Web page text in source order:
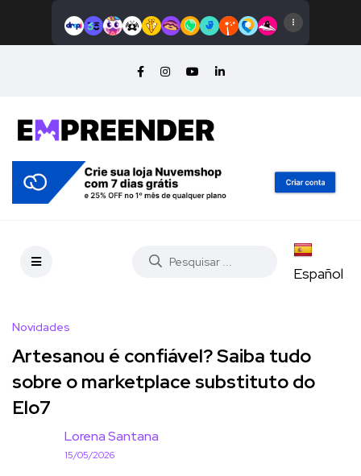
Español
Novidades
Artesanou é confiável? Saiba tudo
sobre o marketplace substituto do
Elo7
Lorena Santana
15/05/2026